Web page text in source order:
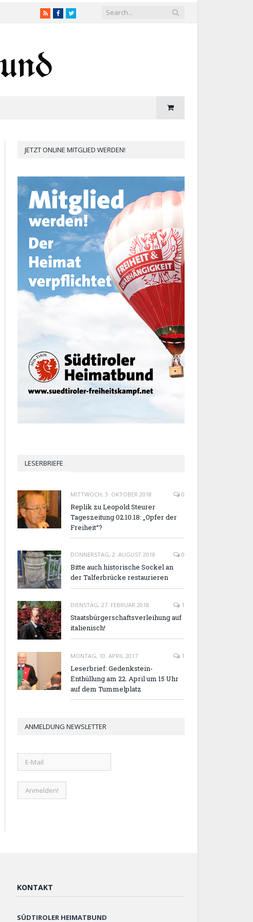
RSSFacebookTwitter
JETZT ONLINE MITGLIED WERDEN!
LESERBRIEFE
MITTWOCH, 3. OKTOBER 2018 0
Replik zu Leopold Steurer
Tageszeitung 02.10.18: „Opfer der
Freiheit“?
DONNERSTAG, 2. AUGUST 2018 0
Bitte auch historische Sockel an
der Talferbrücke restaurieren
DIENSTAG, 27. FEBRUAR 2018 1
Staatsbürgerschaftsverleihung auf
italienisch!
MONTAG, 10. APRIL 2017 1
Leserbrief: Gedenkstein-
Enthüllung am 22. April um 15 Uhr
auf dem Tummelplatz
ANMELDUNG NEWSLETTER
KONTAKT
SÜDTIROLER HEIMATBUND